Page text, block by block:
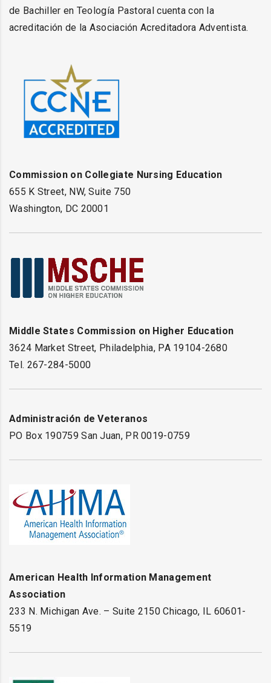
de Bachiller en Teología Pastoral cuenta con la
acreditación de la Asociación Acreditadora Adventista.
Commission on Collegiate Nursing Education
655 K Street, NW, Suite 750
Washington, DC 20001
Middle States Commission on Higher Education
3624 Market Street, Philadelphia, PA 19104-2680
Tel. 267-284-5000
Administración de Veteranos
PO Box 190759 San Juan, PR 0019-0759
American Health Information Management
Association
233 N. Michigan Ave. – Suite 2150 Chicago, IL 60601-
5519